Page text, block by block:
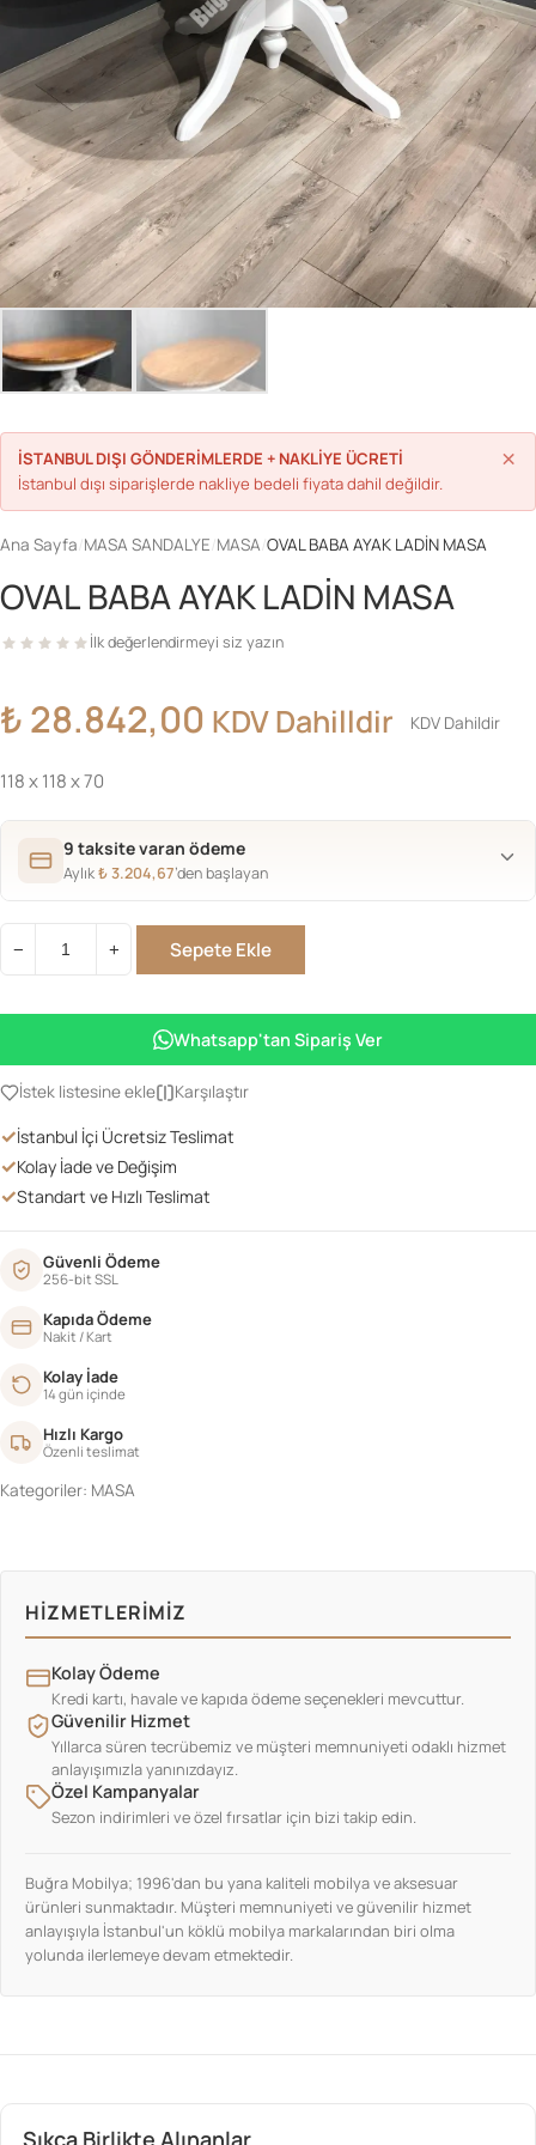
Parolanızı mı unuttunuz?
Hesap Oluştur
İSTANBUL DIŞI GÖNDERİMLERDE + NAKLİYE ÜCRETİ
İstanbul dışı siparişlerde nakliye bedeli fiyata dahil değildir.
×
Ana Sayfa MASA SANDALYE MASA OVAL BABA AYAK LADİN MASA
OVAL BABA AYAK LADİN MASA
İlk değerlendirmeyi siz yazın
₺28.842,00 KDV Dahilldir KDV Dahildir
118 x 118 x 70
9 taksite varan ödeme
Aylık₺3.204,67’den başlayan
−
AYAK
MASA
+ Sepete Ekle
Whatsapp'tan Sipariş Ver
İstek listesine ekle Karşılaştır
✓İstanbul İçi Ücretsiz Teslimat
✓Kolay İade ve Değişim
✓Standart ve Hızlı Teslimat
Güvenli Ödeme
256-bit SSL
Kapıda Ödeme
Nakit / Kart
Kolay İade
14 gün içinde
Hızlı Kargo
Özenli teslimat
Kategoriler: MASA
HIZMETLERIMIZ
Kolay Ödeme
Kredi kartı, havale ve kapıda ödeme seçenekleri mevcuttur.
Güvenilir Hizmet
Yıllarca süren tecrübemiz ve müşteri memnuniyeti odaklı hizmet
anlayışımızla yanınızdayız.
Özel Kampanyalar
Sezon indirimleri ve özel fırsatlar için bizi takip edin.
Buğra Mobilya; 1996'dan bu yana kaliteli mobilya ve aksesuar
ürünleri sunmaktadır. Müşteri memnuniyeti ve güvenilir hizmet
anlayışıyla İstanbul'un köklü mobilya markalarından biri olma
yolunda ilerlemeye devam etmektedir.